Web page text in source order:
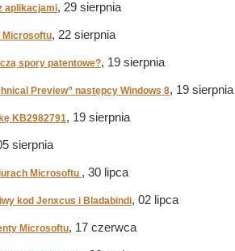
aplikacjami, 29 sierpnia
Microsoftu, 22 sierpnia
spory patentowe?, 19 sierpnia
Preview” następcy Windows 8, 19 sierpnia
KB2982791, 19 sierpnia
sierpnia
Microsoftu , 30 lipca
kod Jenxcus i Bladabindi, 02 lipca
Microsoftu, 17 czerwca